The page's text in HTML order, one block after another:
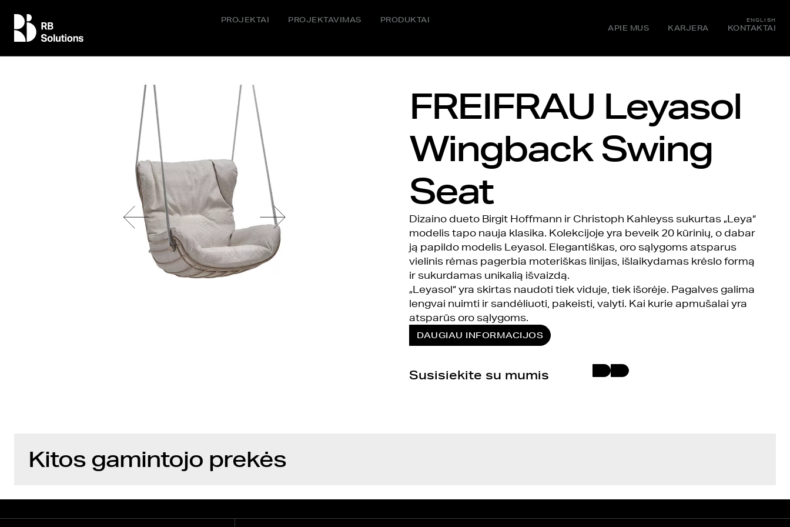
PROJEKTAI PROJEKTAVIMAS PRODUKTAI ENGLISH
APIE MUS KARJERA KONTAKTAI
FREIFRAU Leyasol
Wingback Swing
Seat
Dizaino dueto Birgit Hoffmann ir Christoph Kahleyss sukurtas „Leya“
modelis tapo nauja klasika. Kolekcijoje yra beveik 20 kūrinių, o dabar
ją papildo modelis Leyasol. Elegantiškas, oro sąlygoms atsparus
vielinis rėmas pagerbia moteriškas linijas, išlaikydamas krėslo formą
ir sukurdamas unikalią išvaizdą.
„Leyasol“ yra skirtas naudoti tiek viduje, tiek išorėje. Pagalves galima
lengvai nuimti ir sandėliuoti, pakeisti, valyti. Kai kurie apmušalai yra
atsparūs oro sąlygoms.
DAUGIAU INFORMACIJOS
Susisiekite su mumis
Kitos gamintojo prekės